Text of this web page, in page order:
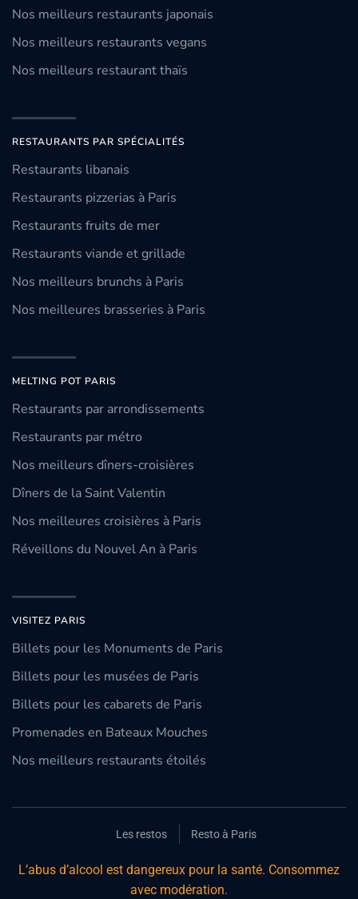
Nos meilleurs restaurants japonais
Nos meilleurs restaurants vegans
Nos meilleurs restaurant thaïs
RESTAURANTS PAR SPÉCIALITÉS
Restaurants libanais
Restaurants pizzerias à Paris
Restaurants fruits de mer
Restaurants viande et grillade
Nos meilleurs brunchs à Paris
Nos meilleures brasseries à Paris
MELTING POT PARIS
Restaurants par arrondissements
Restaurants par métro
Nos meilleurs dîners-croisières
Dîners de la Saint Valentin
Nos meilleures croisières à Paris
Réveillons du Nouvel An à Paris
VISITEZ PARIS
Billets pour les Monuments de Paris
Billets pour les musées de Paris
Billets pour les cabarets de Paris
Promenades en Bateaux Mouches
Nos meilleurs restaurants étoilés
Les restos Resto à Paris
L’abus d’alcool est dangereux pour la santé. Consommez
avec modération.